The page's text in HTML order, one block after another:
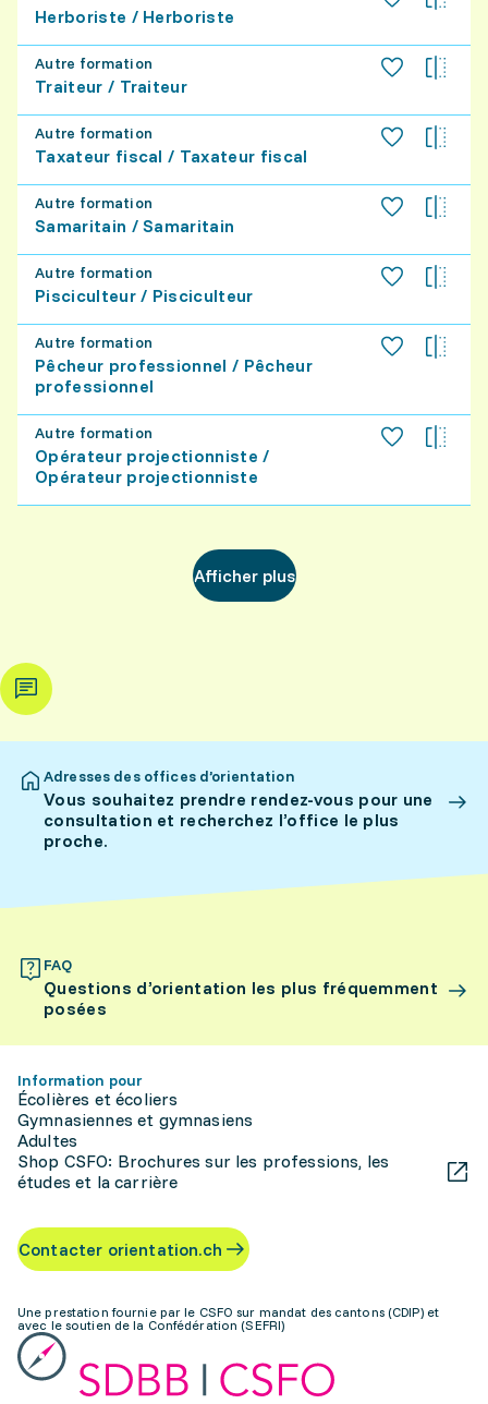
Herboriste / Herboriste
Autre formation
Traiteur / Traiteur
Autre formation
Taxateur fiscal / Taxateur fiscal
Autre formation
Samaritain / Samaritain
Autre formation
Pisciculteur / Pisciculteur
Autre formation
Pêcheur professionnel / Pêcheur
professionnel
Autre formation
Opérateur projectionniste /
Opérateur projectionniste
Afficher plus
Adresses des offices d’orientation
Vous souhaitez prendre rendez-vous pour une
consultation et recherchez l’office le plus
proche.
FAQ
Questions d’orientation les plus fréquemment
posées
Information pour
Écolières et écoliers
Gymnasiennes et gymnasiens
Adultes
Shop CSFO: Brochures sur les professions, les
études et la carrière
Contacter orientation.ch
Une prestation fournie par le CSFO sur mandat des cantons (CDIP) et
avec le soutien de la Confédération (SEFRI)